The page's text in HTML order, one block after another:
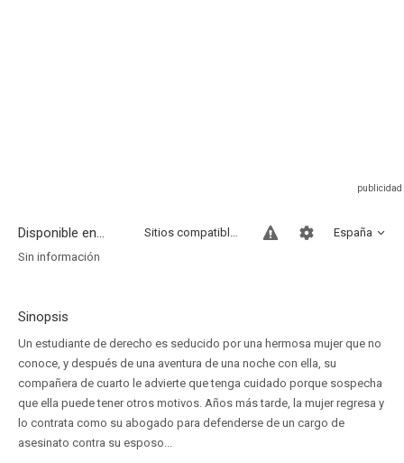
Disponible en... España
Sitios compatibles
Sin información
Sinopsis
Un estudiante de derecho es seducido por una hermosa mujer que no
conoce, y después de una aventura de una noche con ella, su
compañera de cuarto le advierte que tenga cuidado porque sospecha
que ella puede tener otros motivos. Años más tarde, la mujer regresa y
lo contrata como su abogado para defenderse de un cargo de
asesinato contra su esposo...